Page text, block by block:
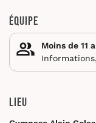
Équipe
Moins de 11
Lieu